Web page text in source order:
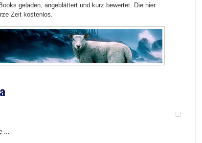
geladen, angeblättert und kurz bewertet. Die hier
Zeit kostenlos.
…